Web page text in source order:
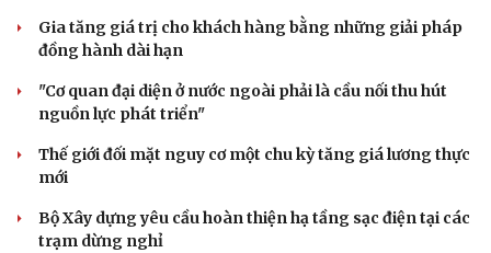
Gia tăng giá trị cho khách hàng bằng những giải pháp
đồng hành dài hạn
"Cơ quan đại diện ở nước ngoài phải là cầu nối thu hút
nguồn lực phát triển"
Thế giới đối mặt nguy cơ một chu kỳ tăng giá lương thực
mới
Bộ Xây dựng yêu cầu hoàn thiện hạ tầng sạc điện tại các
trạm dừng nghỉ